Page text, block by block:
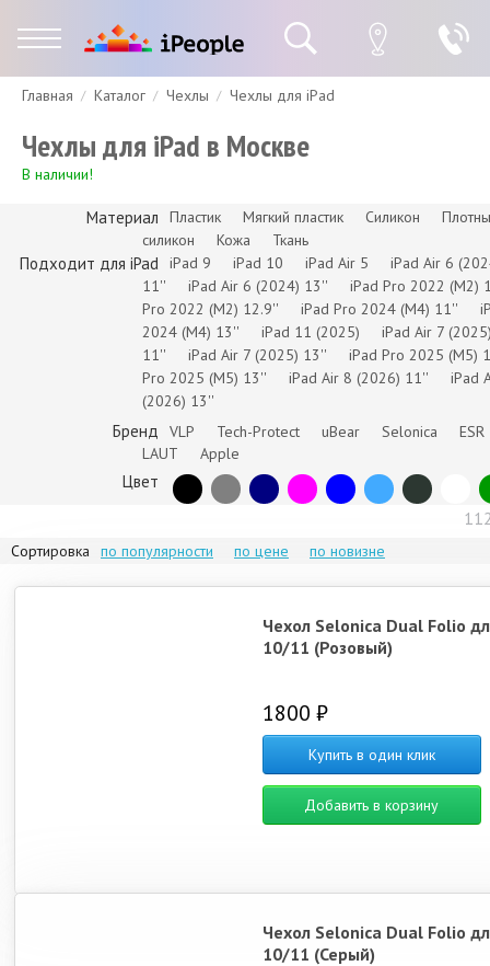
Гарантия Доставка и оплата Спецпредложения
Главная Каталог Чехлы Чехлы для iPad
Чехлы для iPad в Москве
В наличии!
Материал Пластик Мягкий пластик Силикон
силикон
Кожа Ткань
Подходит для iPad iPad 9 iPad 10 iPad Air 5
iPad Air 6
11''
iPad Air 6 (2024) 13''
iPad Pro 2022 (M2)
Pro 2022 (M2) 12.9''
iPad Pro 2024 (M4) 11''
2024 (M4) 13''
iPad 11 (2025)
iPad Air 7
11''
iPad Air 7 (2025) 13''
iPad Pro 2025 (M5)
Pro 2025 (M5) 13''
iPad Air 8 (2026) 11''
iPad
(2026) 13''
Бренд VLP Tech-Protect uBear Selonica
ESR
LAUT
Apple
Цвет
Сортировка по популярности по цене по новизне
Чехол Selonica Dual Folio
10/11 (Розовый)
1800 ₽
Купить в один клик
Добавить в корзину
Чехол Selonica Dual Folio
10/11 (Серый)